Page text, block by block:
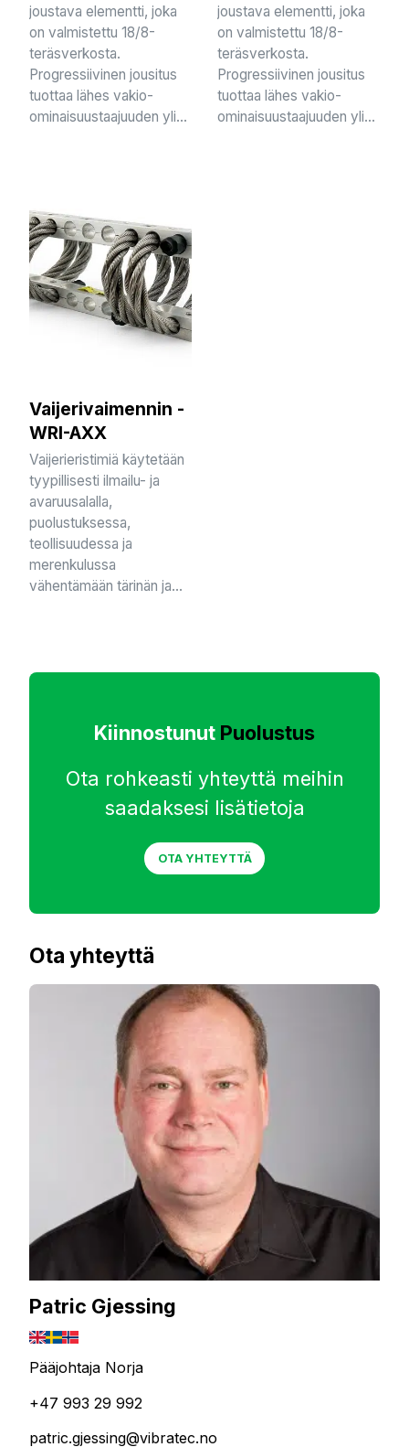
joustava elementti, joka
on valmistettu 18/8-
teräsverkosta.
Progressiivinen jousitus
tuottaa lähes vakio-
ominaisuustaajuuden yli...
joustava elementti, joka
on valmistettu 18/8-
teräsverkosta.
Progressiivinen jousitus
tuottaa lähes vakio-
ominaisuustaajuuden yli...
Vaijerivaimennin -
WRI-AXX
Vaijerieristimiä käytetään
tyypillisesti ilmailu- ja
avaruusalalla,
puolustuksessa,
teollisuudessa ja
merenkulussa
vähentämään tärinän ja...
Kiinnostunut Puolustus
Ota rohkeasti yhteyttä meihin
saadaksesi lisätietoja
OTA YHTEYTTÄ
Ota yhteyttä
Patric Gjessing
Pääjohtaja Norja
+47 993 29 992
patric.gjessing@vibratec.no